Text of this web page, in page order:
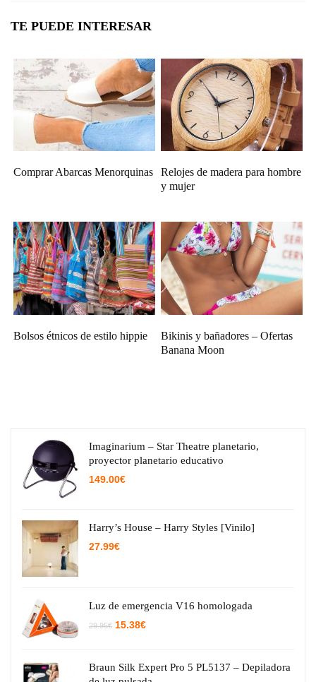
TE PUEDE INTERESAR
Comprar Abarcas Menorquinas
Relojes de madera para hombre
y mujer
Bolsos étnicos de estilo hippie
Bikinis y bañadores – Ofertas
Banana Moon
Imaginarium – Star Theatre planetario,
proyector planetario educativo
149.00€
Harry’s House – Harry Styles [Vinilo]
27.99€
Luz de emergencia V16 homologada
29.95€ El
29.95€.
15.38€El
15.38€.
Braun Silk Expert Pro 5 PL5137 – Depiladora